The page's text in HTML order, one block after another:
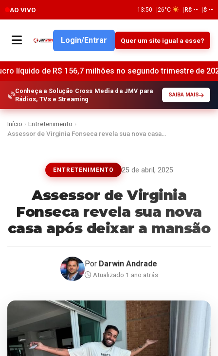
AO VIVO 13:50 26°C R$ -- $ --
Login/Entrar Quer um site igual a esse?
156,7 milhões no segundo trimestre de 2025 • Lucro
Conheça a Solução Cross Media da JMV para
Rádios, TVs e Streaming
SAIBA MAIS
Início › Entretenimento ›
Assessor de Virginia Fonseca revela sua nova casa…
ENTRETENIMENTO 25 de abril, 2025
Assessor de Virginia
Fonseca revela sua nova
casa após deixar a mansão
Por Darwin Andrade
Atualizado 1 ano atrás